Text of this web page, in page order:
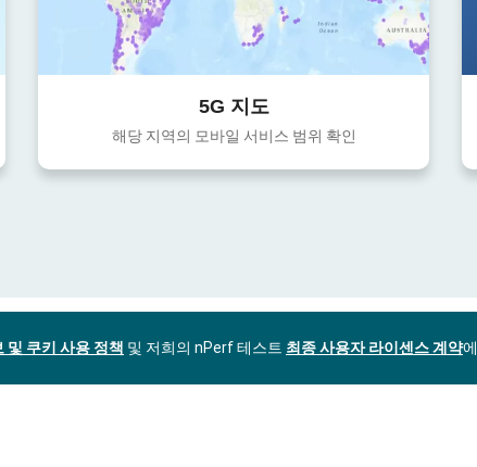
5G 지도
해당 지역의 모바일 서비스 범위 확인
및 쿠키 사용 정책 및 저희의 nPerf 테스트 최종 사용자 라이센스 계약